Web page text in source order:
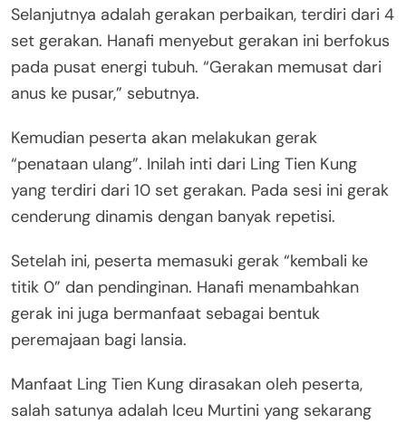
Selanjutnya adalah gerakan perbaikan, terdiri dari 4
set gerakan. Hanafi menyebut gerakan ini berfokus
pada pusat energi tubuh. “Gerakan memusat dari
anus ke pusar,” sebutnya.
Kemudian peserta akan melakukan gerak
“penataan ulang”. Inilah inti dari Ling Tien Kung
yang terdiri dari 10 set gerakan. Pada sesi ini gerak
cenderung dinamis dengan banyak repetisi.
Setelah ini, peserta memasuki gerak “kembali ke
titik 0” dan pendinginan. Hanafi menambahkan
gerak ini juga bermanfaat sebagai bentuk
peremajaan bagi lansia.
Manfaat Ling Tien Kung dirasakan oleh peserta,
salah satunya adalah Iceu Murtini yang sekarang